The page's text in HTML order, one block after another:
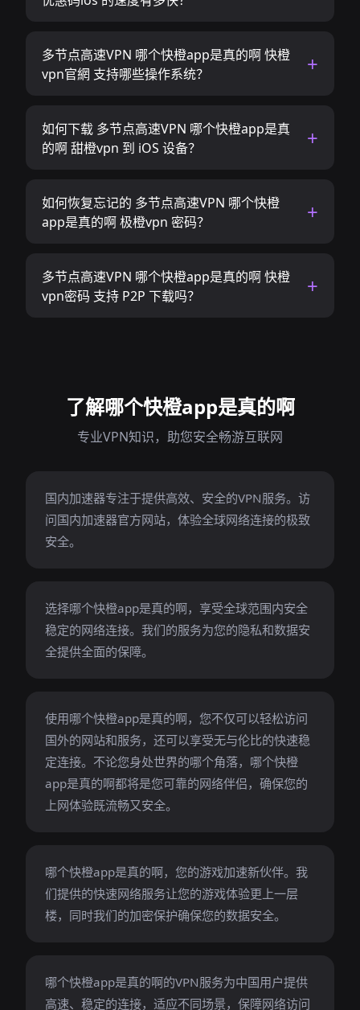
多节点高速VPN 哪个快橙app是真的啊 快橙
vpn官網 支持哪些操作系统？
如何下载 多节点高速VPN 哪个快橙app是真
的啊 甜橙vpn 到 iOS 设备？
如何恢复忘记的 多节点高速VPN 哪个快橙
app是真的啊 极橙vpn 密码？
多节点高速VPN 哪个快橙app是真的啊 快橙
vpn密码 支持 P2P 下载吗？
了解哪个快橙app是真的啊
专业VPN知识，助您安全畅游互联网
国内加速器专注于提供高效、安全的VPN服务。访
问国内加速器官方网站，体验全球网络连接的极致
安全。
选择哪个快橙app是真的啊，享受全球范围内安全
稳定的网络连接。我们的服务为您的隐私和数据安
全提供全面的保障。
使用哪个快橙app是真的啊，您不仅可以轻松访问
国外的网站和服务，还可以享受无与伦比的快速稳
定连接。不论您身处世界的哪个角落，哪个快橙
app是真的啊都将是您可靠的网络伴侣，确保您的
上网体验既流畅又安全。
哪个快橙app是真的啊，您的游戏加速新伙伴。我
们提供的快速网络服务让您的游戏体验更上一层
楼，同时我们的加密保护确保您的数据安全。
哪个快橙app是真的啊的VPN服务为中国用户提供
高速、稳定的连接，适应不同场景，保障网络访问